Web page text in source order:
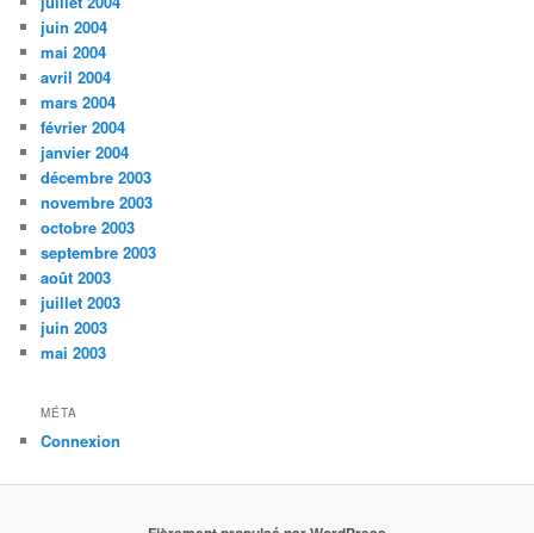
juin 2004
mai 2004
avril 2004
mars 2004
février 2004
janvier 2004
décembre 2003
novembre 2003
octobre 2003
septembre 2003
août 2003
juillet 2003
juin 2003
mai 2003
MÉTA
Connexion